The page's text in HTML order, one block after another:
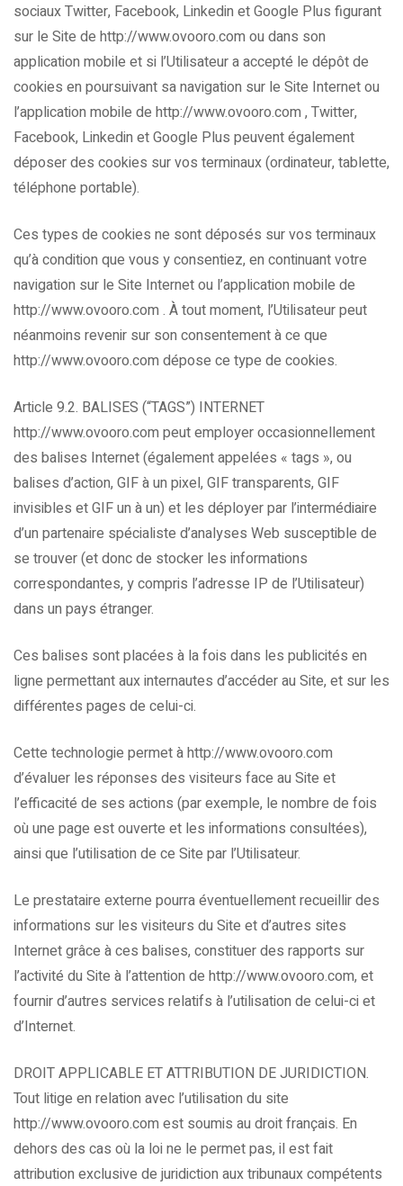
sociaux Twitter, Facebook, Linkedin et Google Plus figurant
sur le Site de http://www.ovooro.com ou dans son
application mobile et si l’Utilisateur a accepté le dépôt de
cookies en poursuivant sa navigation sur le Site Internet ou
l’application mobile de http://www.ovooro.com , Twitter,
Facebook, Linkedin et Google Plus peuvent également
déposer des cookies sur vos terminaux (ordinateur, tablette,
téléphone portable).
Ces types de cookies ne sont déposés sur vos terminaux
qu’à condition que vous y consentiez, en continuant votre
navigation sur le Site Internet ou l’application mobile de
http://www.ovooro.com . À tout moment, l’Utilisateur peut
néanmoins revenir sur son consentement à ce que
http://www.ovooro.com dépose ce type de cookies.
Article 9.2. BALISES (“TAGS”) INTERNET
http://www.ovooro.com peut employer occasionnellement
des balises Internet (également appelées « tags », ou
balises d’action, GIF à un pixel, GIF transparents, GIF
invisibles et GIF un à un) et les déployer par l’intermédiaire
d’un partenaire spécialiste d’analyses Web susceptible de
se trouver (et donc de stocker les informations
correspondantes, y compris l’adresse IP de l’Utilisateur)
dans un pays étranger.
Ces balises sont placées à la fois dans les publicités en
ligne permettant aux internautes d’accéder au Site, et sur les
différentes pages de celui-ci.
Cette technologie permet à http://www.ovooro.com
d’évaluer les réponses des visiteurs face au Site et
l’efficacité de ses actions (par exemple, le nombre de fois
où une page est ouverte et les informations consultées),
ainsi que l’utilisation de ce Site par l’Utilisateur.
Le prestataire externe pourra éventuellement recueillir des
informations sur les visiteurs du Site et d’autres sites
Internet grâce à ces balises, constituer des rapports sur
l’activité du Site à l’attention de http://www.ovooro.com, et
fournir d’autres services relatifs à l’utilisation de celui-ci et
d’Internet.
DROIT APPLICABLE ET ATTRIBUTION DE JURIDICTION.
Tout litige en relation avec l’utilisation du site
http://www.ovooro.com est soumis au droit français. En
dehors des cas où la loi ne le permet pas, il est fait
attribution exclusive de juridiction aux tribunaux compétents